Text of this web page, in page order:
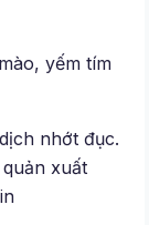
yếm tím
nhớt đục.
xuất